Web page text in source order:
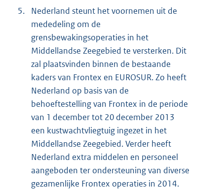
5.
Nederland steunt het voornemen uit de
mededeling om de
grensbewakingsoperaties in het
Middellandse Zeegebied te versterken. Dit
zal plaatsvinden binnen de bestaande
kaders van Frontex en EUROSUR. Zo heeft
Nederland op basis van de
behoeftestelling van Frontex in de periode
van 1 december tot 20 december 2013
een kustwachtvliegtuig ingezet in het
Middellandse Zeegebied. Verder heeft
Nederland extra middelen en personeel
aangeboden ter ondersteuning van diverse
gezamenlijke Frontex operaties in 2014.